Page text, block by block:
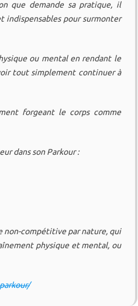
que demande sa pratique, il
indispensables pour surmonter
ou mental en rendant le
tout simplement continuer à
forgeant le corps comme
dans son Parkour :
non-compétitive par nature, qui
physique et mental, ou